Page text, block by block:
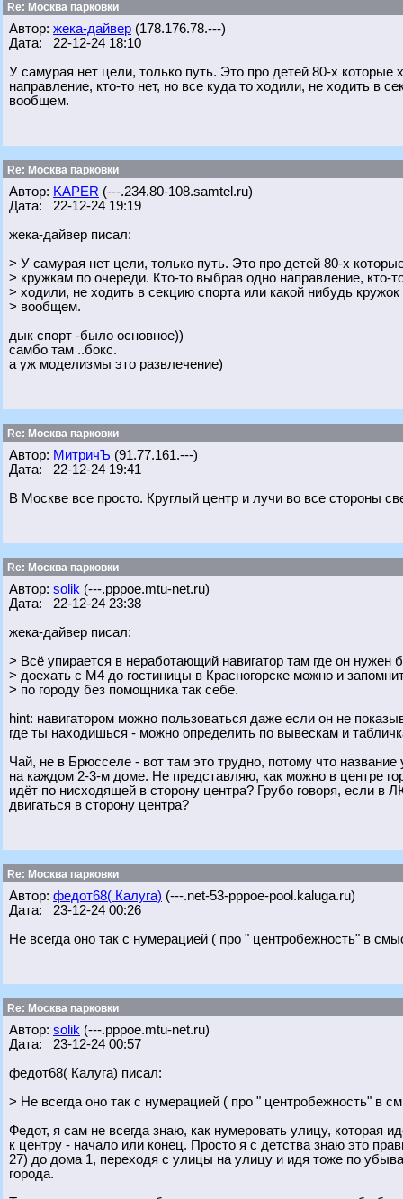
Re: Москва парковки
Автор: жека-дайвер (178.176.78.---)
Дата: 22-12-24 18:10
У самурая нет цели, только путь. Это про детей 80-х
направление, кто-то нет, но все куда то ходили, не ходить в
вообщем.
Re: Москва парковки
Автор: KAPER (---.234.80-108.samtel.ru)
Дата: 22-12-24 19:19
жека-дайвер писал:
> У самурая нет цели, только путь. Это про детей 80-х
> кружкам по очереди. Кто-то выбрав одно направление, кто-
> ходили, не ходить в секцию спорта или какой нибудь
> вообщем.
дык спорт -было основное))
самбо там ..бокс.
а уж моделизмы это развлечение)
Re: Москва парковки
Автор: МитричЪ (91.77.161.---)
Дата: 22-12-24 19:41
В Москве все просто. Круглый центр и лучи во все стороны
Re: Москва парковки
Автор: solik (---.pppoe.mtu-net.ru)
Дата: 22-12-24 23:38
жека-дайвер писал:
> Всё упирается в неработающий навигатор там где он нужен
> доехать с М4 до гостиницы в Красногорске можно и
> по городу без помощника так себе.
hint: навигатором можно пользоваться даже если он не
где ты находишься - можно определить по вывескам и
Чай, не в Брюсселе - вот там это трудно, потому что
на каждом 2-3-м доме. Не представляю, как можно в центре
идёт по нисходящей в сторону центра? Грубо говоря, если
двигаться в сторону центра?
Re: Москва парковки
Автор: федот68( Калуга) (---.net-53-pppoe-pool.kaluga.ru)
Дата: 23-12-24 00:26
Не всегда оно так с нумерацией ( про " центробежность" в
Re: Москва парковки
Автор: solik (---.pppoe.mtu-net.ru)
Дата: 23-12-24 00:57
федот68( Калуга) писал:
> Не всегда оно так с нумерацией ( про " центробежность" в
Федот, я сам не всегда знаю, как нумеровать улицу, которая
к центру - начало или конец. Просто я с детства знаю это
27) до дома 1, переходя с улицы на улицу и идя тоже по
города.